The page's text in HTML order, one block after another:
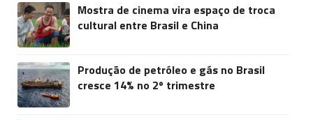
Mostra de cinema vira espaço de troca
cultural entre Brasil e China
Produção de petróleo e gás no Brasil
cresce 14% no 2º trimestre